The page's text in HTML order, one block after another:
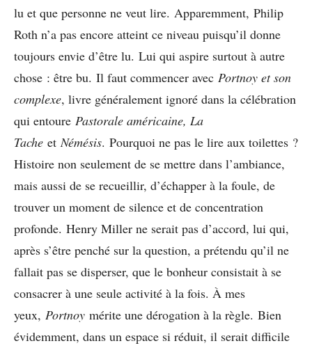
lu et que personne ne veut lire. Apparemment, Philip
Roth n’a pas encore atteint ce niveau puisqu’il donne
toujours envie d’être lu. Lui qui aspire surtout à autre
chose : être bu. Il faut commencer avec Portnoy et son
complexe, livre généralement ignoré dans la célébration
qui entoure Pastorale américaine, La
Tache et Némésis. Pourquoi ne pas le lire aux toilettes ?
Histoire non seulement de se mettre dans l’ambiance,
mais aussi de se recueillir, d’échapper à la foule, de
trouver un moment de silence et de concentration
profonde. Henry Miller ne serait pas d’accord, lui qui,
après s’être penché sur la question, a prétendu qu’il ne
fallait pas se disperser, que le bonheur consistait à se
consacrer à une seule activité à la fois. À mes
yeux, Portnoy mérite une dérogation à la règle. Bien
évidemment, dans un espace si réduit, il serait difficile